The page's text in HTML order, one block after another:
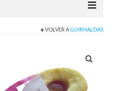
VOLVER A GUIRNALDAS